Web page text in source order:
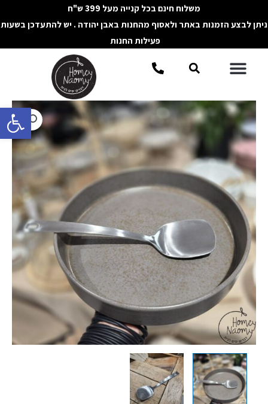
פתח
לתוכן
משלוח חינם בכל קנייה מעל 399 ש"ח
ניתן לבצע הזמנות באתר ולאסוף מהחנות באבן יהודה . יש להתעדכן בשעות
פעילות החנות
תפריטחיפוש
כמות
של
כף
הגשה
מנירוסטה